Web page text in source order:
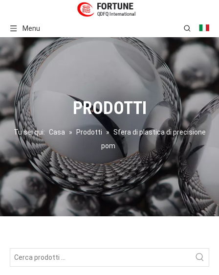
Menu
PRODOTTI
Tu sei qui: Casa » Prodotti » Sfera di plastica di precisione
pom